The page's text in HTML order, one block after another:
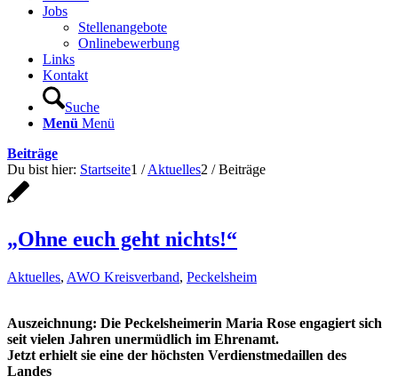
Jobs
Stellenangebote
Onlinebewerbung
Links
Kontakt
Suche
Menü Menü
Beiträge
Du bist hier: Startseite1 / Aktuelles2 / Beiträge
„Ohne euch geht nichts!“
Aktuelles, AWO Kreisverband, Peckelsheim
Auszeichnung: Die Peckelsheimerin Maria Rose engagiert sich
seit vielen Jahren unermüdlich im Ehrenamt.
Jetzt erhielt sie eine der höchsten Verdienstmedaillen des
Landes